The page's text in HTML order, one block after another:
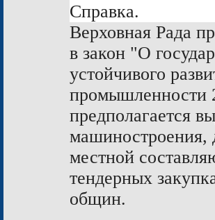
Справка.
Верховная Рада
в закон "О
устойчивого
промышленности
предполагается
машиностроения,
местной
тендерных
общин.